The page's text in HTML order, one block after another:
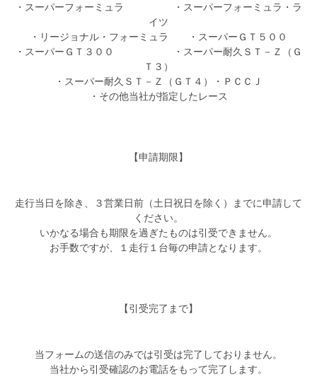
・スーパーフォーミュラ ・スーパーフォーミュラ・ラ
イツ
・リージョナル・フォーミュラ ・スーパーＧＴ５００
・スーパーＧＴ３００ ・スーパー耐久ＳＴ－Ｚ（Ｇ
Ｔ３）
・スーパー耐久ＳＴ－Ｚ（ＧＴ４）・ＰＣＣＪ
・その他当社が指定したレース
【申請期限】
走行当日を除き、３営業日前（土日祝日を除く）までに申請して
ください。
いかなる場合も期限を過ぎたものは引受できません。
お手数ですが、１走行１台毎の申請となります。
【引受完了まで】
当フォームの送信のみでは引受は完了しておりません。
当社から引受確認のお電話をもって完了します。